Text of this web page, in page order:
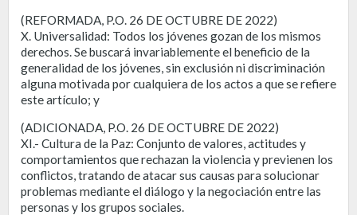
(REFORMADA, P.O. 26 DE OCTUBRE DE 2022)
X. Universalidad: Todos los jóvenes gozan de los mismos
derechos. Se buscará invariablemente el beneficio de la
generalidad de los jóvenes, sin exclusión ni discriminación
alguna motivada por cualquiera de los actos a que se refiere
este artículo; y
(ADICIONADA, P.O. 26 DE OCTUBRE DE 2022)
XI.- Cultura de la Paz: Conjunto de valores, actitudes y
comportamientos que rechazan la violencia y previenen los
conflictos, tratando de atacar sus causas para solucionar
problemas mediante el diálogo y la negociación entre las
personas y los grupos sociales.